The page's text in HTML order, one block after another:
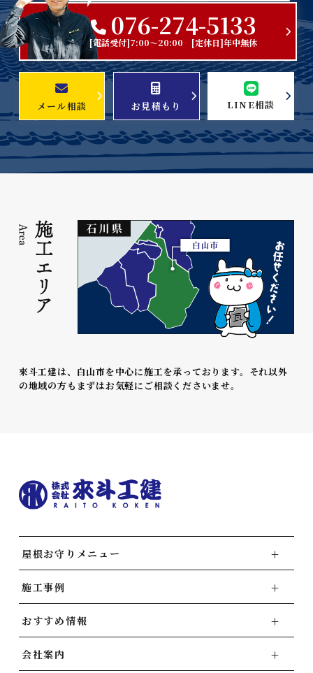
076-274-5133
[電話受付]7:00～20:00 [定休日]年中無休
メール相談 お見積もり LINE相談
來斗工建は、白山市を中心に施工を承っております。それ以外
の地域の方もまずはお気軽にご相談くださいませ。
屋根お守りメニュー
施工事例
おすすめ情報
会社案内